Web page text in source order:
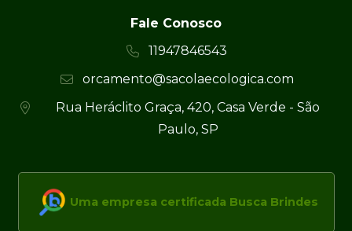
Fale Conosco
11947846543
orcamento@sacolaecologica.com
Rua Heráclito Graça, 420, Casa Verde - São
Paulo, SP
Uma empresa certificada Busca Brindes